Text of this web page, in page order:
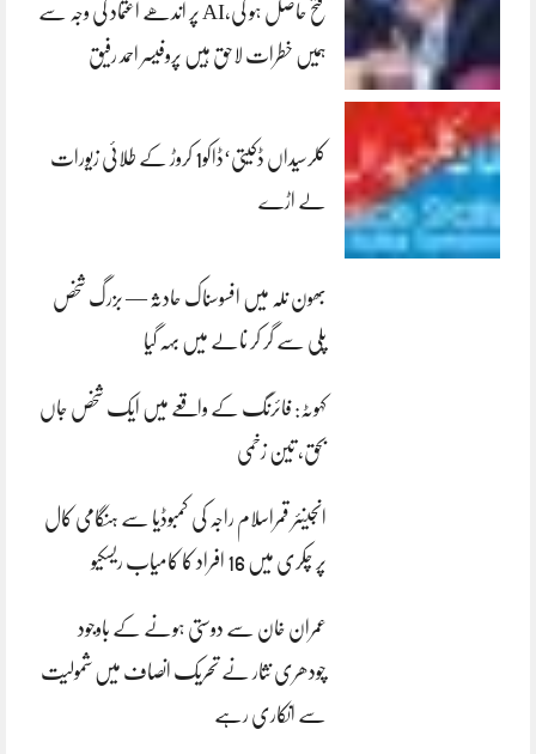
فتح حاصل ہو گی،AI پر اندھے اعتماد کی وجہ سے
ہمیں خطرات لاحق ہیں پروفیسر احمد رفیق
کلرسیداں ڈکیتی‘ڈاکو1 کروڑ کے طلائی زیورات
لے اڑے
بھون نلہ میں افسوسناک حادثہ — بزرگ شخص
پلی سے گر کر نالے میں بہہ گیا
کہوٹہ: فائرنگ کے واقعے میں ایک شخص جاں
بحق، تین زخمی
انجینئر قمراسلام راجہ کی کمبوڈیا سے ہنگامی کال
پر چکری میں 16 افراد کا کامیاب ریسکیو
عمران خان سے دوستی ہونے کے باوجود
چودھری نثار نے تحریک انصاف میں شمولیت
سے انکاری رہے